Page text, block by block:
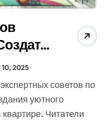
2025
уютного
Читатели